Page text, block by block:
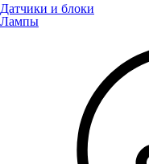
Датчики и блоки
Лампы